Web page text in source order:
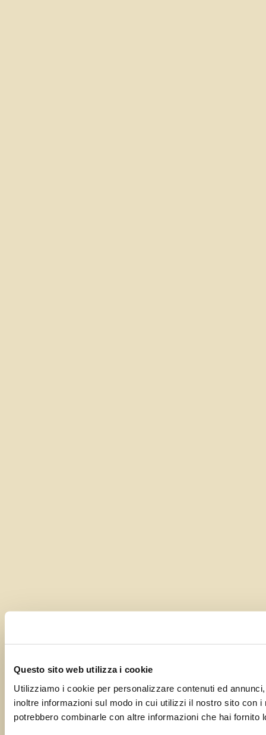
Questo sito web utilizza i cookie
Utilizziamo i cookie per personalizzare contenuti ed
inoltre informazioni sul modo in cui utilizzi il nostro sito con
potrebbero combinarle con altre informazioni che hai